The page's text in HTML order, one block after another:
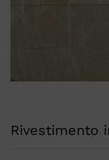
Rivestimento